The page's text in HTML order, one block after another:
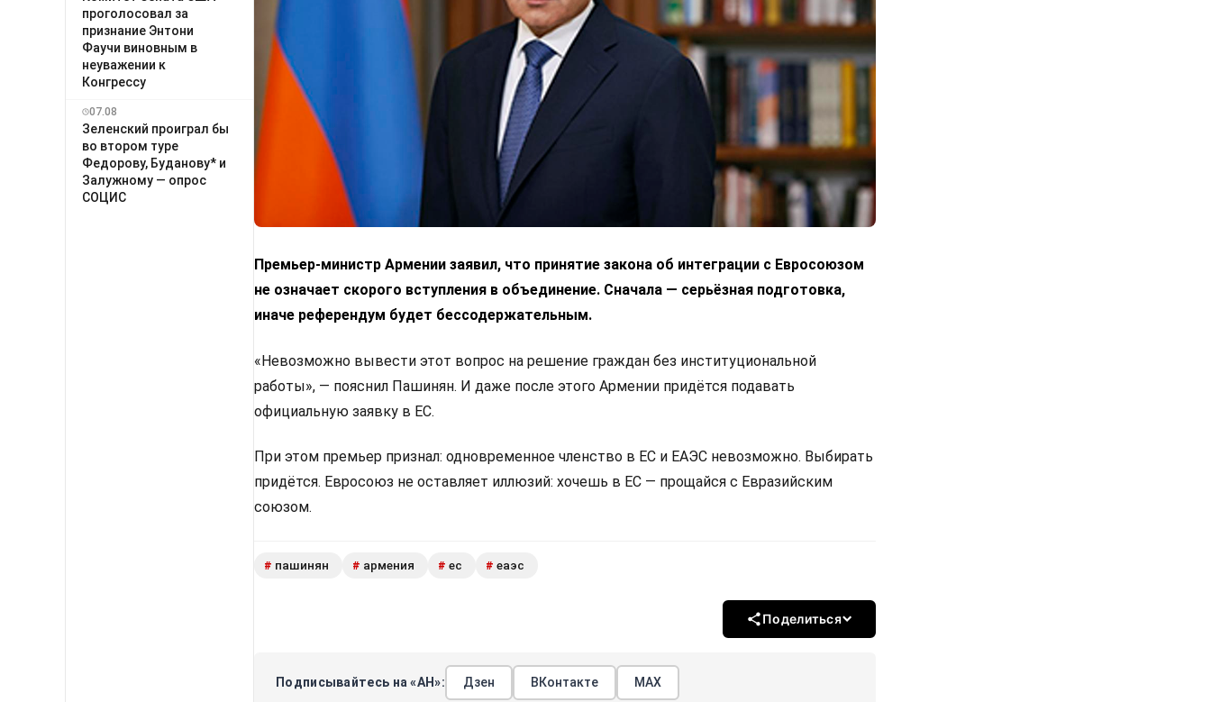
проголосовал за
признание Энтони
Фаучи виновным в
неуважении к
Конгрессу
07.08
Зеленский проиграл бы
во втором туре
Федорову, Буданову* и
Залужному — опрос
СОЦИС
Премьер-министр Армении заявил, что принятие закона об интеграции с Евросоюзом
не означает скорого вступления в объединение. Сначала — серьёзная подготовка,
иначе референдум будет бессодержательным.
«Невозможно вывести этот вопрос на решение граждан без институциональной
работы», — пояснил Пашинян. И даже после этого Армении придётся подавать
официальную заявку в ЕС.
При этом премьер признал: одновременное членство в ЕС и ЕАЭС невозможно. Выбирать
придётся. Евросоюз не оставляет иллюзий: хочешь в ЕС — прощайся с Евразийским
союзом.
# пашинян # армения # ес # еаэс
Поделиться
Подписывайтесь на «АН»: Дзен ВКонтакте МАХ